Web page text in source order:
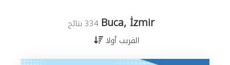
Buca, İzmir 334 نتائج
القريب أولا